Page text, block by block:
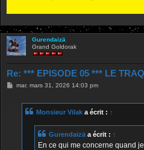
Gurendaizä
Grand Goldorak
Re: *** EPISODE 05 *** LE
Mmar. mars 31, 2026 14:03 pm
Monsieur Vilak a écrit : ↑
Gurendaizä a écrit : ↑
En ce qui me concerne quand